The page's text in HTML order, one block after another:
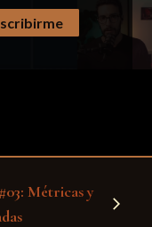
Métricas y
arrow_forward_ios